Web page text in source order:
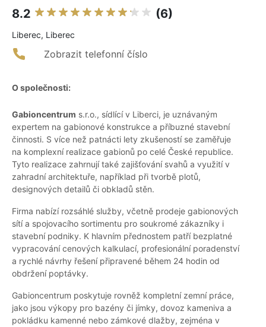
8.2 (6)
Liberec, Liberec
Zobrazit telefonní číslo
O společnosti:
Gabioncentrum s.r.o., sídlící v Liberci, je uznávaným
expertem na gabionové konstrukce a příbuzné stavební
činnosti. S více než patnácti lety zkušeností se zaměřuje
na komplexní realizace gabionů po celé České republice.
Tyto realizace zahrnují také zajišťování svahů a využití v
zahradní architektuře, například při tvorbě plotů,
designových detailů či obkladů stěn.
Firma nabízí rozsáhlé služby, včetně prodeje gabionových
sítí a spojovacího sortimentu pro soukromé zákazníky i
stavební podniky. K hlavním přednostem patří bezplatné
vypracování cenových kalkulací, profesionální poradenství
a rychlé návrhy řešení připravené během 24 hodin od
obdržení poptávky.
Gabioncentrum poskytuje rovněž kompletní zemní práce,
jako jsou výkopy pro bazény či jímky, dovoz kameniva a
pokládku kamenné nebo zámkové dlažby, zejména v